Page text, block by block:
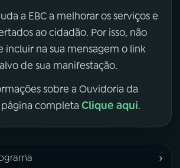
a EBC a melhorar os serviços e
ao cidadão. Por isso, não
incluir na sua mensagem o link
de sua manifestação.
sobre a Ouvidoria da
página completa Clique aqui.
›